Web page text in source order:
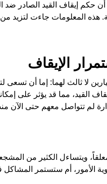
حكم إيقاف القيد الصادر ضد
هذه المعلومات جاءت لتزيد
الإيقاف
لا ثالث لهما: إما أن تسعى
القيد، مما قد يؤثر على
لم تتواصل معهم حتى الآن
ويتساءل الكثير من
الأمور، أم ستستمر المشاكل